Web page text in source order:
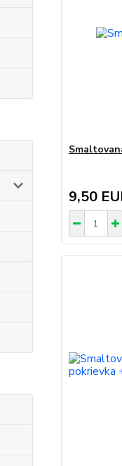
9,50